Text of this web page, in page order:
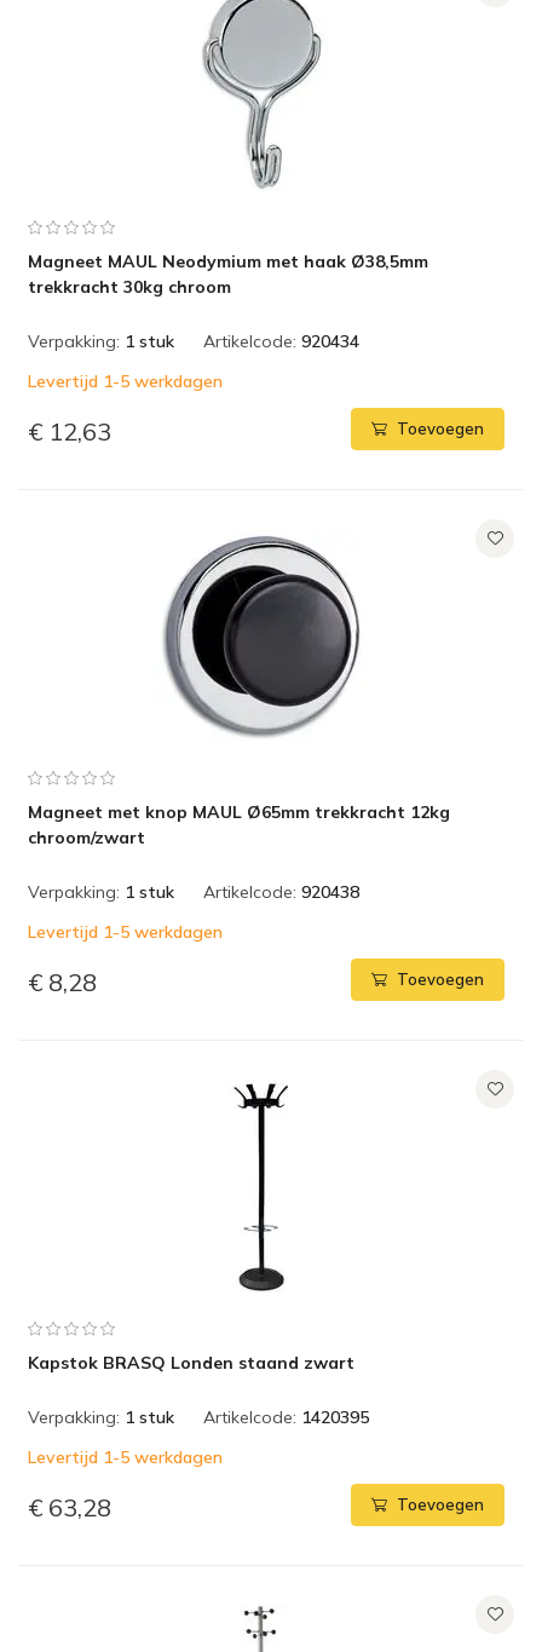
Magneet MAUL Neodymium met haak Ø38,5mm
trekkracht 30kg chroom
Verpakking: 1 stuk Artikelcode: 920434
Levertijd 1-5 werkdagen
€ 12,63 Toevoegen
Magneet met knop MAUL Ø65mm trekkracht 12kg
chroom/zwart
Verpakking: 1 stuk Artikelcode: 920438
Levertijd 1-5 werkdagen
€ 8,28 Toevoegen
Kapstok BRASQ Londen staand zwart
Verpakking: 1 stuk Artikelcode: 1420395
Levertijd 1-5 werkdagen
€ 63,28 Toevoegen